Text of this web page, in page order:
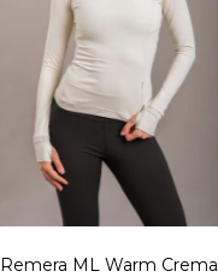
Remera ML Warm Crema